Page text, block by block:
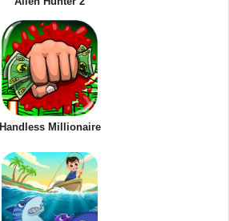
Handless Millionaire